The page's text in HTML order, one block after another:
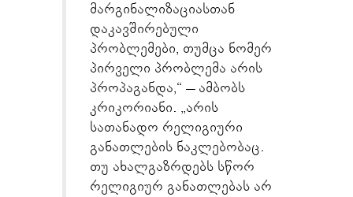
მარგინალიზაციასთან
დაკავშირებული
პრობლემები, თუმცა ნომერ
პირველი პრობლემა არის
პროპაგანდა,“ – ამბობს
კრიკორიანი. „არის
სათანადო რელიგიური
განათლების ნაკლებობაც.
თუ ახალგაზრდებს სწორ
რელიგიურ განათლებას არ